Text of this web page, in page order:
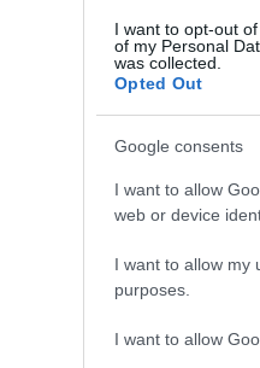
I want to opt-out
of my Personal
was collected.
Opted Out
Google consents
I want to allow
web or device
I want to allow my
purposes.
I want to allow
≡